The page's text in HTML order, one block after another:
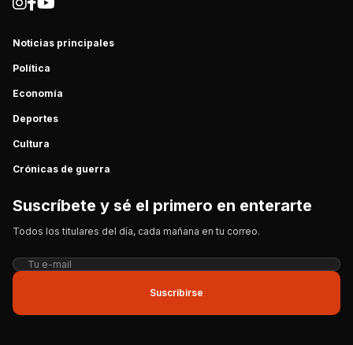
Noticias principales
Política
Economía
Deportes
Cultura
Crónicas de guerra
Suscríbete y sé el primero en enterarte
Todos los titulares del día, cada mañana en tu correo.
Suscribirse